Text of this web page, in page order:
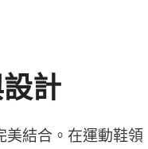
計
結合。在運動鞋領